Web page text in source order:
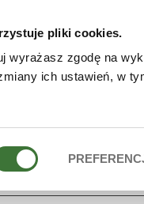
pliki cookies.
wyrażasz zgodę na
ich ustawień, w
TIENDA ONLINE
FACIALES